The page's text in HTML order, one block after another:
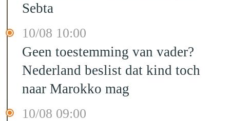
Sebta
10/08 10:00
Geen toestemming van vader?
Nederland beslist dat kind toch
naar Marokko mag
10/08 09:00